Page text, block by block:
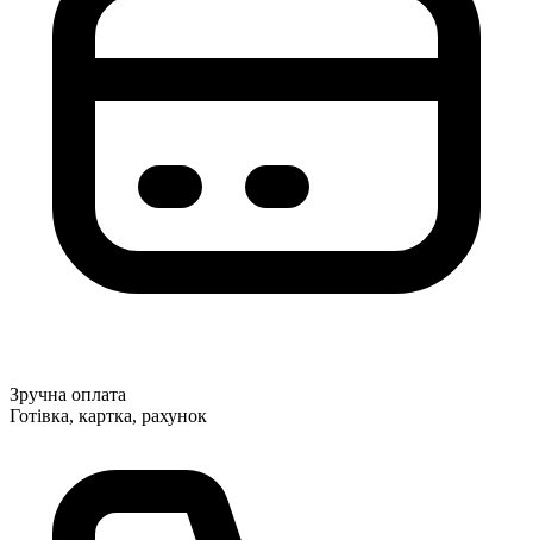
Зручна оплата
Готівка, картка, рахунок